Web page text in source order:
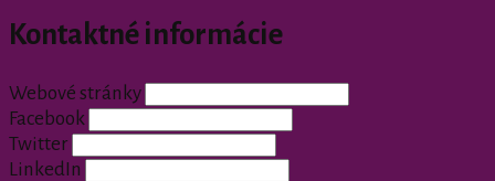
Kontaktné informácie
Webové stránky
Facebook
Twitter
LinkedIn